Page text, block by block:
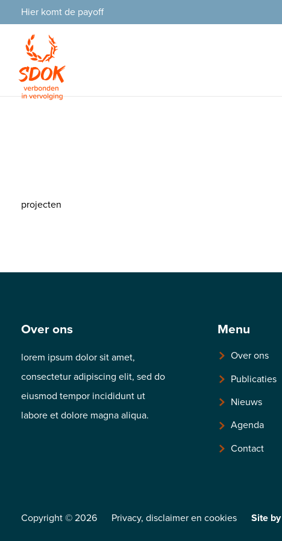
Hier komt de payoff
projecten
Over ons
lorem ipsum dolor sit amet,
consectetur adipiscing elit, sed do
eiusmod tempor incididunt ut
labore et dolore magna aliqua.
Menu
Over ons
Publicaties
Nieuws
Agenda
Contact
Copyright © 2026 Privacy, disclaimer en cookies Site by